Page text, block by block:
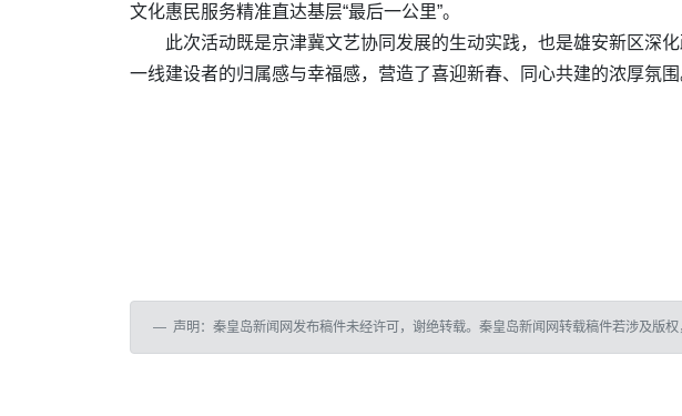
文化惠民服务精准直达基层“最后一公里”。
此次活动既是京津冀文艺协同发展的生动实践，也是雄安新区深
一线建设者的归属感与幸福感，营造了喜迎新春、同心共建的浓厚氛围
声明：秦皇岛新闻网发布稿件未经许可，谢绝转载。秦皇岛新闻网转载稿件若涉及版权